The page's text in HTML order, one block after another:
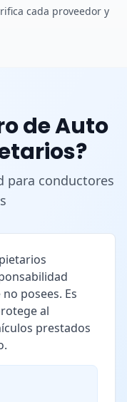
cada proveedor y
de Auto
para conductores
posees. Es
al
prestados